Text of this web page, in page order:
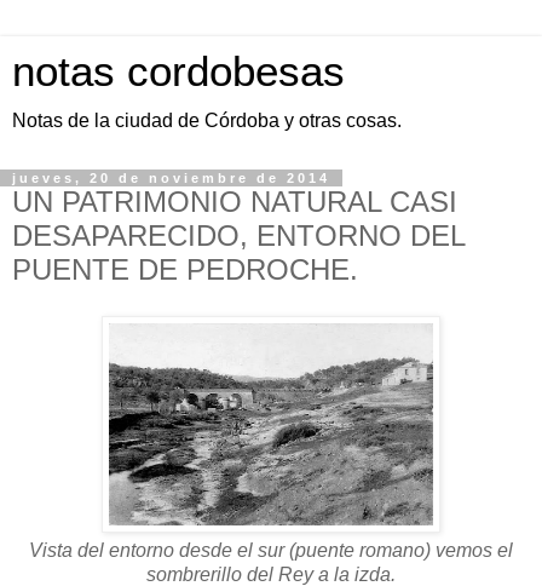
notas cordobesas
Notas de la ciudad de Córdoba y otras cosas.
jueves, 20 de noviembre de 2014
UN PATRIMONIO NATURAL CASI
DESAPARECIDO, ENTORNO DEL
PUENTE DE PEDROCHE.
Vista del entorno desde el sur (puente romano) vemos el
sombrerillo del Rey a la izda.